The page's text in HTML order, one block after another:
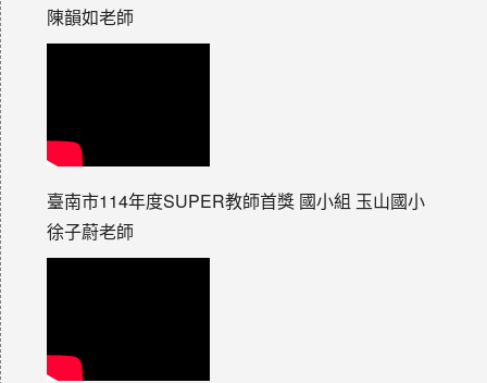
陳韻如老師
臺南市114年度SUPER教師首獎 國小組 玉山國小
徐子蔚老師